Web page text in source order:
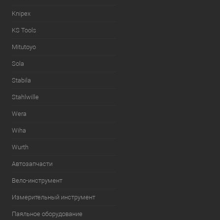
Knipex
KS Tools
Mitutoyo
Sola
Stabila
Stahlwille
Wera
Wiha
Wurth
Автозапчасти
Вело-инструмент
Измерительный инструмент
Паяльное оборудование